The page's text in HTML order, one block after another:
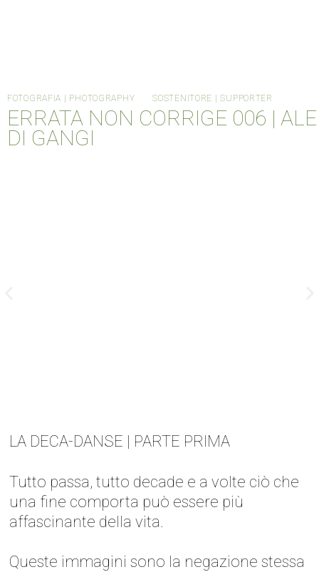
HOME
FOTOGRAFIA | PHOTOGRAPHY SOSTENITORE | SUPPORTER
ERRATA NON CORRIGE 006 | ALE
DI GANGI
LA DECA-DANSE | PARTE PRIMA
Tutto passa, tutto decade e a volte ciò che
una fine comporta può essere più
affascinante della vita.
Queste immagini sono la negazione stessa